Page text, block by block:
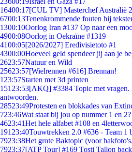
16400:17[CUL TV] Masterchef Australië
6700:13Tenenkrommende fouten bij
1300:10Oorlog Iran #137 Op naar een
4900:08Oorlog in Oekraïne #1319
4100:05[2026/2027] Eredivisietoto #1
4300:00Hoeveel geld spendeer jij aan je
2623:57Natuur en Wild
25623:57[Wielrennen #616] Brennan!
1 23:57Starten met 3d printen
151 23:53[AKQ] #3384 Topic met vragen.
antwoorden.
28523:49Protesten en blokkades van
723:46Wat staat bij jou op nummer 1 en 2?
4623:41Het hele alfabet #108 en
191 23:40Touwtrekken 2.0 #636 - Team 1
7923:38Het grote Baktopic (voor
7923:37[ATP Tour] #169 Tosti Tallon